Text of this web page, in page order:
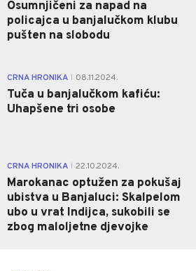
Osumnjičeni za napad na
policajca u banjalučkom klubu
pušten na slobodu
CRNA HRONIKA 08.11.2024.
Tuča u banjalučkom kafiću:
Uhapšene tri osobe
CRNA HRONIKA 22.10.2024.
Marokanac optužen za pokušaj
ubistva u Banjaluci: Skalpelom
ubo u vrat Indijca, sukobili se
zbog maloljetne djevojke